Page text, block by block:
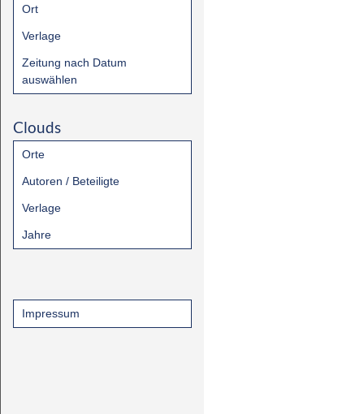
Ort
Verlage
Zeitung nach Datum
auswählen
Clouds
Orte
Autoren / Beteiligte
Verlage
Jahre
Impressum